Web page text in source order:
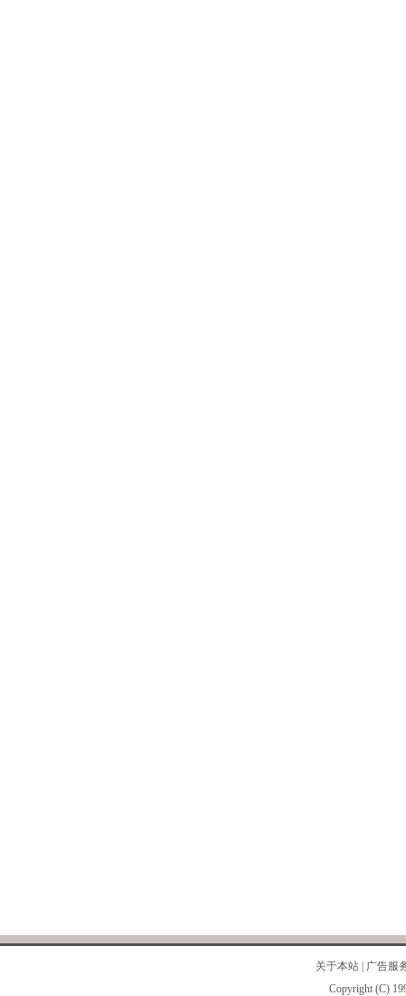
关于本站
广告服
Copyright (C)